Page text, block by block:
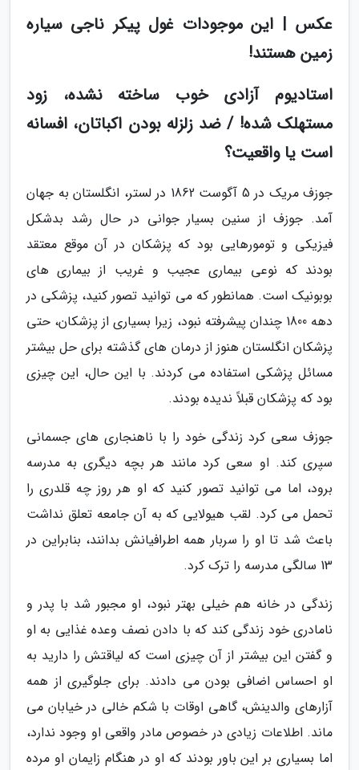
عکس | این موجودات غول پیکر ناجی سیاره
زمین هستند!
استادیوم آزادی خوب ساخته نشده، زود
مستهلک شده! / ضد زلزله بودن اکباتان، افسانه
است یا واقعیت؟
جوزف مریک در 5 آگوست 1862 در لستر، انگلستان به جهان
آمد. جوزف از سنین بسیار جوانی در حال رشد بدشکل
فیزیکی و تومورهایی بود که پزشکان در آن موقع معتقد
بودند که نوعی بیماری عجیب و غریب از بیماری های
بوبونیک است. همانطور که می توانید تصور کنید، پزشکی در
دهه 1800 چندان پیشرفته نبود، زیرا بسیاری از پزشکان، حتی
پزشکان انگلستان هنوز از درمان های گذشته برای حل بیشتر
مسائل پزشکی استفاده می کردند. با این حال، این چیزی
بود که پزشکان قبلاً ندیده بودند.
جوزف سعی کرد زندگی خود را با ناهنجاری های جسمانی
سپری کند. او سعی کرد مانند هر بچه دیگری به مدرسه
برود، اما می توانید تصور کنید که او هر روز چه قلدری را
تحمل می کرد. لقب هیولایی که به آن جامعه تعلق نداشت
باعث شد تا او را سربار همه اطرافیانش بدانند، بنابراین در
13 سالگی مدرسه را ترک کرد.
زندگی در خانه هم خیلی بهتر نبود، او مجبور شد با پدر و
نامادری خود زندگی کند که با دادن نصف وعده غذایی به او
و گفتن این بیشتر از آن چیزی است که لیاقتش را دارید به
او احساس اضافی بودن می دادند. برای جلوگیری از همه
آزارهای والدینش، گاهی اوقات با شکم خالی در خیابان می
ماند. اطلاعات زیادی در خصوص مادر واقعی او وجود ندارد،
اما بسیاری بر این باور بودند که او در هنگام زایمان او مرده